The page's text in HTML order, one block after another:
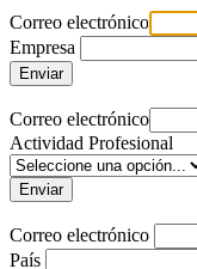
Correo electrónico
Empresa
Enviar
Correo electrónico
Actividad Profesional
Enviar
Correo electrónico
País